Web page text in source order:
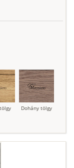
Dohány tölgy